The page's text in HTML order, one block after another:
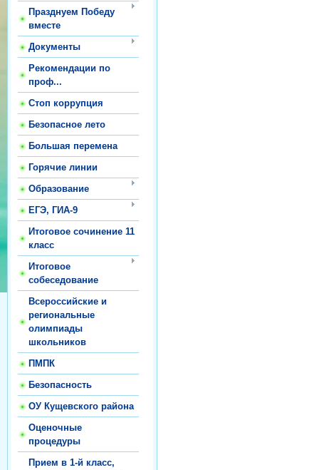
Празднуем Победу
вместе
Документы
Рекомендации по
проф...
Стоп коррупция
Безопасное лето
Большая перемена
Горячие линии
Образование
ЕГЭ, ГИА-9
Итоговое сочинение 11
класс
Итоговое
собеседование
Всероссийские и
региональные
олимпиады
школьников
ПМПК
Безопасность
ОУ Кущевского района
Оценочные
процедуры
Прием в 1-й класс,